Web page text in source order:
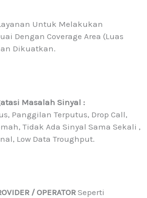
Untuk Melakukan
Dengan Coverage Area (luas
Dikuatkan.
Masalah Sinyal :
Panggilan Terputus, Drop Call,
Tidak Ada Sinyal Sama Sekali ,
Low Data Troughput.
/ OPERATORSeperti